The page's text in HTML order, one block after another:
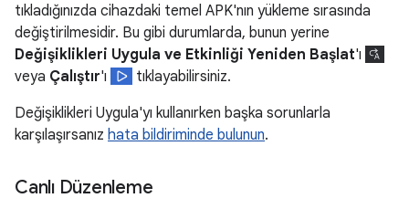
tıkladığınızda cihazdaki temel APK'nın yükleme sırasında
değiştirilmesidir. Bu gibi durumlarda, bunun yerine
Değişiklikleri Uygula ve Etkinliği Yeniden Başlat'ı
veya Çalıştır'ı
tıklayabilirsiniz.
Değişiklikleri Uygula'yı kullanırken başka sorunlarla
karşılaşırsanız hata bildiriminde bulunun.
Canlı Düzenleme